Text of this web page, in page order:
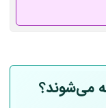
می‌شوند؟